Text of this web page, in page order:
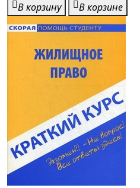
В корзину
В корзине